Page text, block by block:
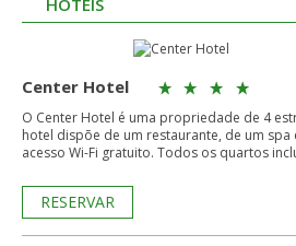
HÓTEIS
Center Hotel
O Center Hotel é uma propriedade de 4
hotel dispõe de um restaurante, de um
acesso Wi-Fi gratuito. Todos os quartos
RESERVAR